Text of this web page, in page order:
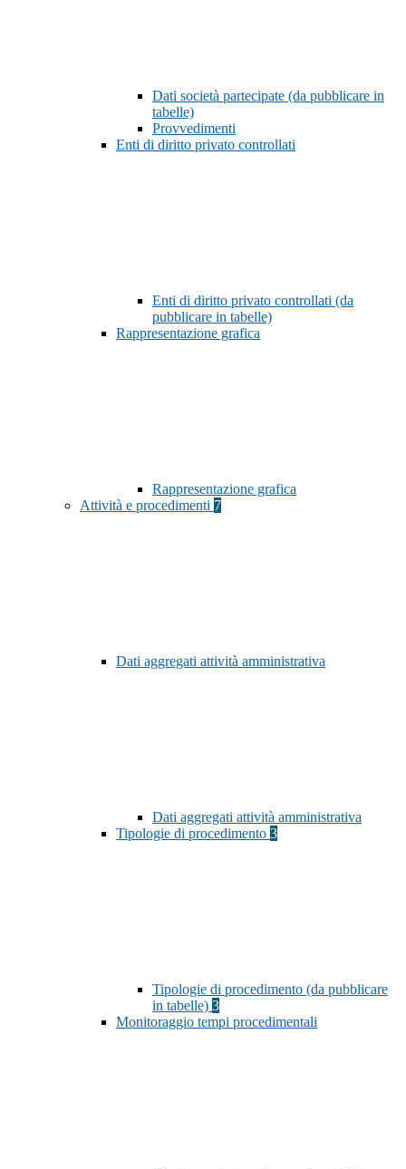
Dati società partecipate (da pubblicare in
tabelle)
Provvedimenti
Enti di diritto privato controllati
Enti di diritto privato controllati (da
pubblicare in tabelle)
Rappresentazione grafica
Rappresentazione grafica
Attività e procedimenti 7
Dati aggregati attività amministrativa
Dati aggregati attività amministrativa
Tipologie di procedimento 3
Tipologie di procedimento (da pubblicare
in tabelle) 3
Monitoraggio tempi procedimentali